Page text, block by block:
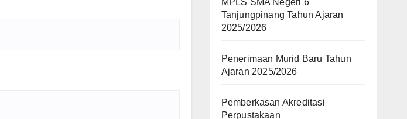
MPLS SMA Negeri 6
Tanjungpinang Tahun Ajaran
2025/2026
Penerimaan Murid Baru Tahun
Ajaran 2025/2026
Pemberkasan Akreditasi
Perpustakaan